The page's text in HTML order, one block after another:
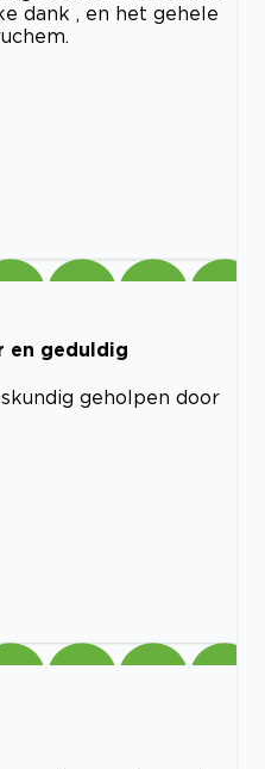
dank , en het gehele
en geduldig
geholpen door